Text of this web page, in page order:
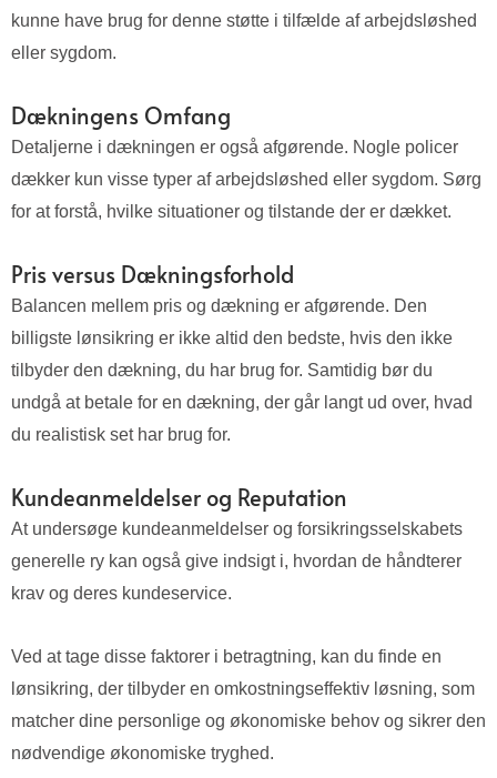
kunne have brug for denne støtte i tilfælde af arbejdsløshed
eller sygdom.
Dækningens Omfang
Detaljerne i dækningen er også afgørende. Nogle policer
dækker kun visse typer af arbejdsløshed eller sygdom. Sørg
for at forstå, hvilke situationer og tilstande der er dækket.
Pris versus Dækningsforhold
Balancen mellem pris og dækning er afgørende. Den
billigste lønsikring er ikke altid den bedste, hvis den ikke
tilbyder den dækning, du har brug for. Samtidig bør du
undgå at betale for en dækning, der går langt ud over, hvad
du realistisk set har brug for.
Kundeanmeldelser og Reputation
At undersøge kundeanmeldelser og forsikringsselskabets
generelle ry kan også give indsigt i, hvordan de håndterer
krav og deres kundeservice.
Ved at tage disse faktorer i betragtning, kan du finde en
lønsikring, der tilbyder en omkostningseffektiv løsning, som
matcher dine personlige og økonomiske behov og sikrer den
nødvendige økonomiske tryghed.